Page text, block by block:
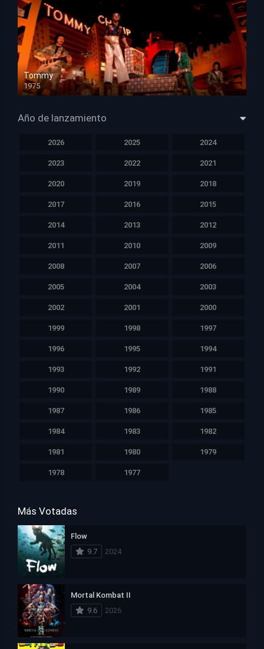
Tommy
1975
HD 1080p
Año de lanzamiento
2026 2025 2024
2023 2022 2021
2020 2019 2018
2017 2016 2015
2014 2013 2012
2011 2010 2009
2008 2007 2006
2005 2004 2003
2002 2001 2000
1999 1998 1997
1996 1995 1994
1993 1992 1991
1990 1989 1988
1987 1986 1985
1984 1983 1982
1981 1980 1979
1978 1977
Más Votadas
Flow
9.7
2024
Mortal Kombat II
9.6
2026